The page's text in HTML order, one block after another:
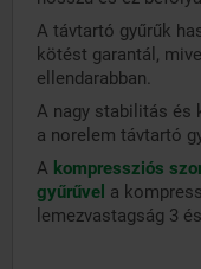
A távtartó gyűrűk
kötést garantál,
ellendarabban.
A nagy stabilitás és
a norelem távtartó
A kompressziós
gyűrűvel a
lemezvastagság 3